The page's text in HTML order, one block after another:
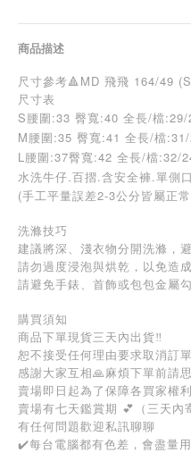
商品描述
尺寸參考🔺MD 飛飛 164/49
尺寸表
S腰圍:33 臀寬:40 全長/檔
M腰圍:35 臀寬:41 全長/檔
L 腰圍:37臀寬:42 全長/檔:32/
水洗牛仔.百摺.含安全褲.單側
(手工平量誤差2-3公分皆屬正
洗滌技巧
建議將深、淺衣物分開洗滌，避
請勿過度浸泡與烘乾，以免造
請避免手錶、首飾或包包金屬
購買須知
商品下單現貨三天內出貨‼️
恕不接受任何理由要求取消訂
感謝大家互相🙏麻煩下單前請
賣場即日起為了保障各買家權利
賣場有七天鑑賞期 💕（三天內
有任何問題歡迎私訊聊聊
✔️每台電腦都有色差，會盡量